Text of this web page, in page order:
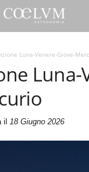
Luna-Venere-Giove-
Luna-
il 18 Giugno 2026